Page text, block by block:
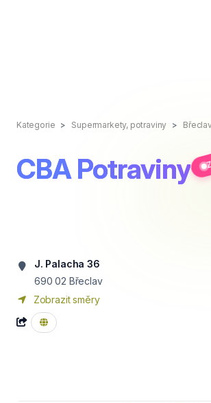
Kategorie Supermarkety, potraviny
CBA Potraviny
J. Palacha 36
690 02 Břeclav
Zobrazit směry